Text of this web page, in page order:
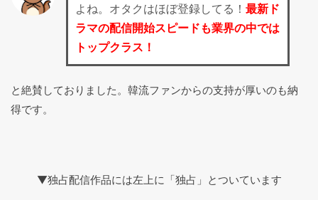
よね。オタクはほぼ登録してる！ 最新ド
ラマの配信開始スピードも業界の中では
トップクラス！
と絶賛しておりました。韓流ファンからの支持が厚いのも納
得です。
▼独占配信作品には左上に「独占」とついています